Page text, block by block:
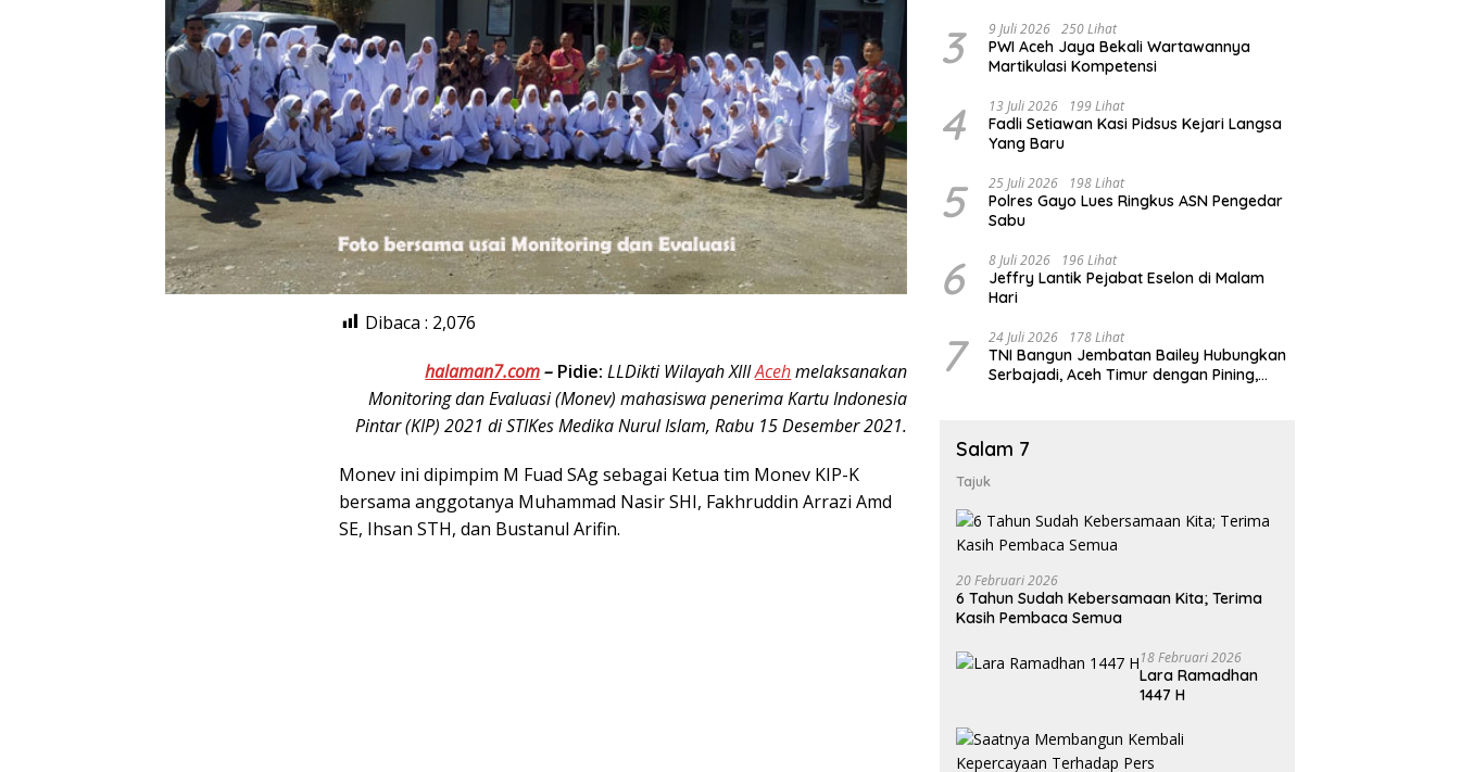
Dibaca : 2,076
halaman7.com– Pidie: LLDikti Wilayah XIIIAcehmelaksanakan
Monitoring dan Evaluasi (Monev) mahasiswa penerima Kartu Indonesia
Pintar (KIP) 2021 di STIKes Medika Nurul Islam, Rabu 15 Desember 2021.
Monev ini dipimpim M Fuad SAg sebagai Ketua tim Monev KIP-K
bersama anggotanya Muhammad Nasir SHI, Fakhruddin Arrazi Amd
SE, Ihsan STH, dan Bustanul Arifin.
3 9 Juli 2026 250 Lihat
PWI Aceh Jaya Bekali Wartawannya
Martikulasi Kompetensi
4 13 Juli 2026 199 Lihat
Fadli Setiawan Kasi Pidsus Kejari Langsa
Yang Baru
5 25 Juli 2026 198 Lihat
Polres Gayo Lues Ringkus ASN Pengedar
Sabu
6 8 Juli 2026 196 Lihat
Jeffry Lantik Pejabat Eselon di Malam
Hari
7 24 Juli 2026 178 Lihat
TNI Bangun Jembatan Bailey Hubungkan
Serbajadi, Aceh Timur dengan Pining,
Salam 7
Tajuk
20 Februari 2026
6 Tahun Sudah Kebersamaan Kita; Terima
Kasih Pembaca Semua
18 Februari 2026
Lara Ramadhan
1447 H